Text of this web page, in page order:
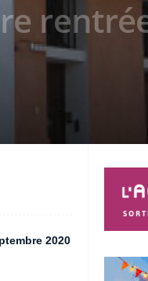
2020